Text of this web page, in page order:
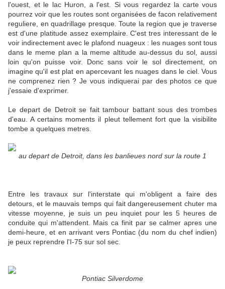
l'ouest, et le lac Huron, a l'est. Si vous regardez la carte vous
pourrez voir que les routes sont organisées de facon relativement
reguliere, en quadrillage presque. Toute la region que je traverse
est d'une platitude assez exemplaire. C'est tres interessant de le
voir indirectement avec le plafond nuageux : les nuages sont tous
dans le meme plan a la meme altitude au-dessus du sol, aussi
loin qu'on puisse voir. Donc sans voir le sol directement, on
imagine qu'il est plat en apercevant les nuages dans le ciel. Vous
ne comprenez rien ? Je vous indiquerai par des photos ce que
j'essaie d'exprimer.
Le depart de Detroit se fait tambour battant sous des trombes
d'eau. A certains moments il pleut tellement fort que la visibilite
tombe a quelques metres.
au depart de Detroit, dans les banlieues nord sur la route 1
Entre les travaux sur l'interstate qui m'obligent a faire des
detours, et le mauvais temps qui fait dangereusement chuter ma
vitesse moyenne, je suis un peu inquiet pour les 5 heures de
conduite qui m'attendent. Mais ca finit par se calmer apres une
demi-heure, et en arrivant vers Pontiac (du nom du chef indien)
je peux reprendre l'I-75 sur sol sec.
Pontiac Silverdome